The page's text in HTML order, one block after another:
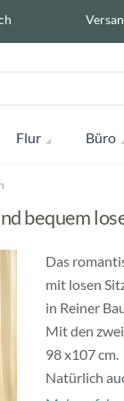
Flur Büro
bequem
Das
mit losen
in Reiner
Mit den
98 x107 cm.
Natürlich